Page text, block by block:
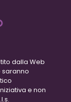
dalla Web
saranno
e non